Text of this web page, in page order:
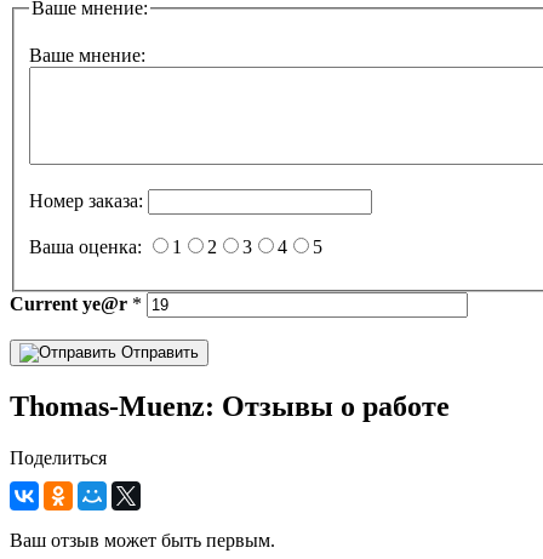
Ваше мнение:
Ваше мнение:
Номер заказа:
Ваша оценка: 1 2 3 4 5
Current ye@r *
Отправить
Thomas-Muenz: Отзывы о работе
Поделиться
Ваш отзыв может быть первым.